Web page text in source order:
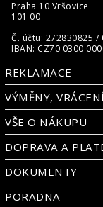
Praha 10 Vršovice
101 00
Č. účtu: 272830825 /
IBAN: CZ70 0300
REKLAMACE
VÝMĚNY,
VŠE O NÁKUPU
DOPRAVA A
DOKUMENTY
PORADNA